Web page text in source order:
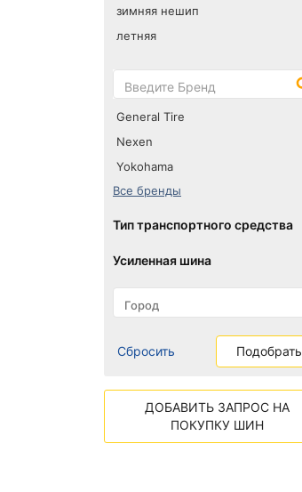
зимняя нешип
летняя
General Tire
Nexen
Yokohama
Все бренды
Тип транспортного средства
Усиленная шина
Сбросить Подобрать
ДОБАВИТЬ ЗАПРОС НА
ПОКУПКУ ШИН